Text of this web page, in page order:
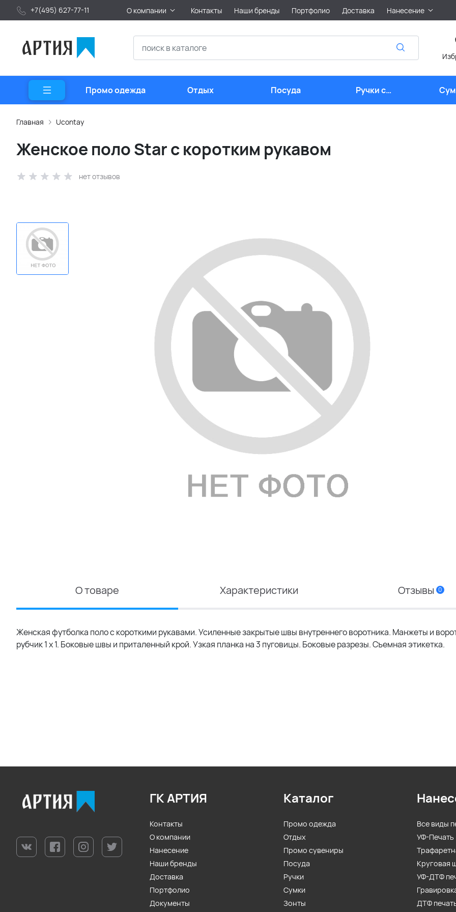
+7(495) 627-77-11 О компании Контакты Наши бренды Портфолио Доставка Нанесение
Промо одежда Отдых Посуда
Ручки с
логотипом
Главная Ucontay
Женское поло Star с коротким рукавом
нет отзывов
О товаре Характеристики Отзывы 0
Женская футболка поло с короткими рукавами. Усиленные закрытые швы внутреннего воротника. Манжеты и
рубчик 1 x 1. Боковые швы и приталенный крой. Узкая планка на 3 пуговицы. Боковые разрезы. Съемная этикетка.
ГК АРТИЯ
Контакты
О компании
Нанесение
Наши бренды
Доставка
Портфолио
Документы
Каталог
Промо одежда
Отдых
Промо сувениры
Посуда
Ручки
Сумки
Зонты
Все виды
УФ-Печать
Круговая
УФ-ДТФ
ДТФ